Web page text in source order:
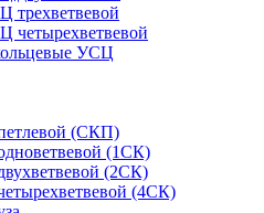
трехветвевой
четырехветвевой
УСЦ
(СКП)
(1СК)
(2СК)
(4СК)